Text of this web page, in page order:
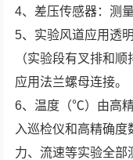
4、差压传感器：测
5、实验风道应用透
（实验段有叉排和
应用法兰螺母连接。
6、温度（℃）由高
入巡检仪和高精确
力、流速等实验全部